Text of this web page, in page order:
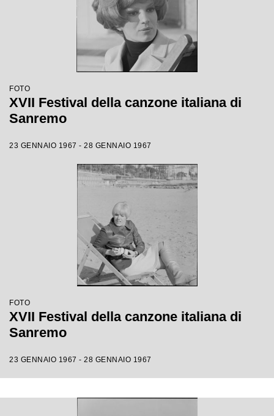
FOTO
XVII Festival della canzone italiana di
Sanremo
23 GENNAIO 1967 - 28 GENNAIO 1967
FOTO
XVII Festival della canzone italiana di
Sanremo
23 GENNAIO 1967 - 28 GENNAIO 1967